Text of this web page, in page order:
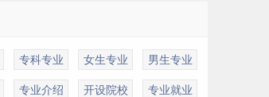
专科专业 女生专业 男生专业
专业介绍 开设院校 专业就业